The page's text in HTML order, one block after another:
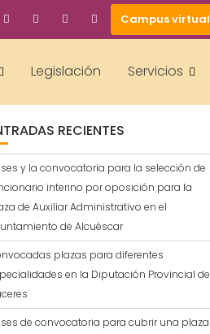
Campus virtual
Legislación Servicios
RECIENTES
y la convocatoria para la selección de
interino por oposición para la
de Auxiliar Administrativo en el
de Alcuéscar
plazas para diferentes
en la Diputación Provincial de
de convocatoria para cubrir una plaza